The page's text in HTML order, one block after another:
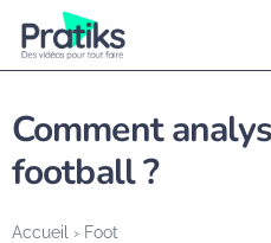
Accueil › Foot
Comment
football ?